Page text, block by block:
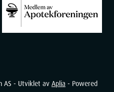
AS - Utviklet av Aplia - Powered